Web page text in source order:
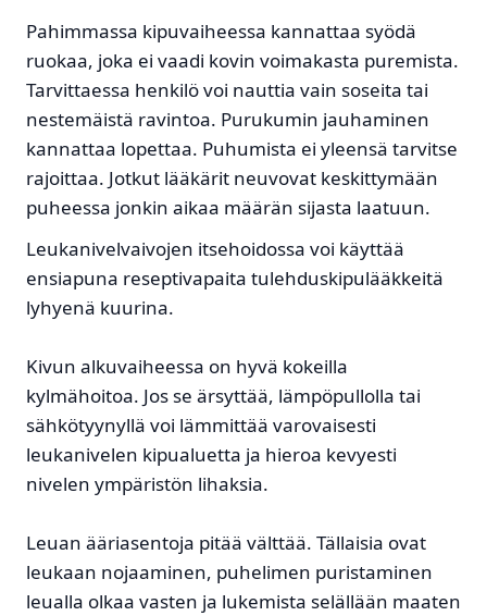
Pahimmassa kipuvaiheessa kannattaa syödä
ruokaa, joka ei vaadi kovin voimakasta puremista.
Tarvittaessa henkilö voi nauttia vain soseita tai
nestemäistä ravintoa. Purukumin jauhaminen
kannattaa lopettaa. Puhumista ei yleensä tarvitse
rajoittaa. Jotkut lääkärit neuvovat keskittymään
puheessa jonkin aikaa määrän sijasta laatuun.
Leukanivelvaivojen itsehoidossa voi käyttää
ensiapuna reseptivapaita tulehduskipulääkkeitä
lyhyenä kuurina.
Kivun alkuvaiheessa on hyvä kokeilla
kylmähoitoa. Jos se ärsyttää, lämpöpullolla tai
sähkötyynyllä voi lämmittää varovaisesti
leukanivelen kipualuetta ja hieroa kevyesti
nivelen ympäristön lihaksia.
Leuan ääriasentoja pitää välttää. Tällaisia ovat
leukaan nojaaminen, puhelimen puristaminen
leualla olkaa vasten ja lukemista selällään maaten